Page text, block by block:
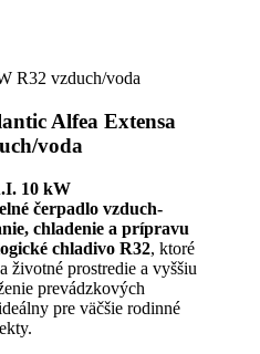
Alfea Extensa
voda
10 kW
čerpadlo vzduch-
chladenie a prípravu
chladivo R32, ktoré
životné prostredie a vyššiu
prevádzkových
pre väčšie rodinné